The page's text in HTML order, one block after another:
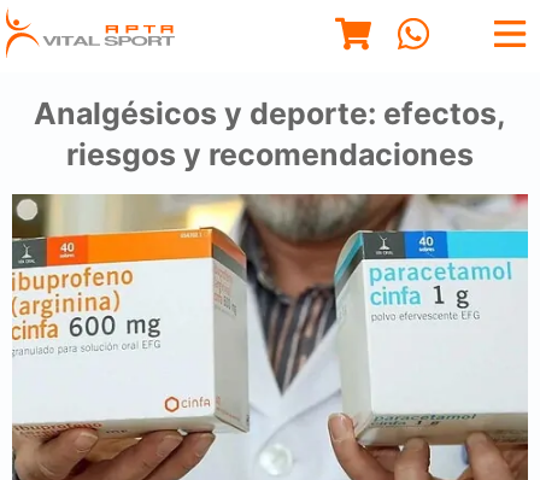
Analgésicos y deporte: efectos,
riesgos y recomendaciones